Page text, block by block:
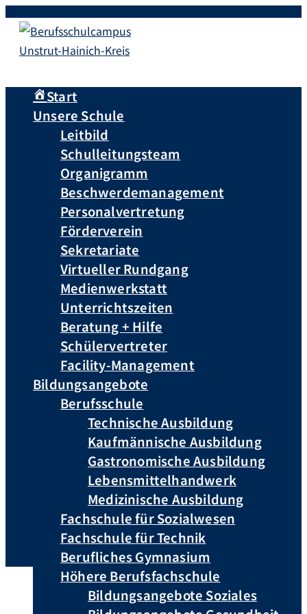
Zum
Inhalt
springen
Start
Unsere Schule
Leitbild
Schulleitungsteam
Organigramm
Beschwerdemanagement
Personalvertretung
Förderverein
Sekretariate
Virtueller Rundgang
Medienwerkstatt
Unterrichtszeiten
Beratung + Hilfe
Schülervertreter
Facility-Management
Bildungsangebote
Berufsschule
Technische Ausbildung
Kaufmännische Ausbildung
Gastronomische Ausbildung
Lebensmittelhandwerk
Medizinische Ausbildung
Fachschule für Sozialwesen
Fachschule für Technik
Berufliches Gymnasium
Höhere Berufsfachschule
Bildungsangebote Soziales